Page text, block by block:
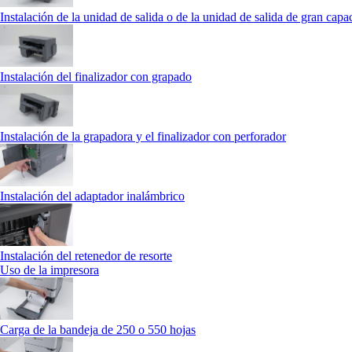
Instalación de la unidad de salida o de la unidad de salida de gran
Instalación del finalizador con grapado
Instalación de la grapadora y el finalizador con perforador
Instalación del adaptador inalámbrico
Instalación del retenedor de resorte
Uso de la impresora
Carga de la bandeja de 250 o 550 hojas